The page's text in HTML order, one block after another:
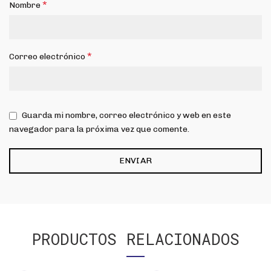
Nombre*
Correo electrónico*
Guarda mi nombre, correo electrónico y web en este
navegador para la próxima vez que comente.
PRODUCTOS RELACIONADOS